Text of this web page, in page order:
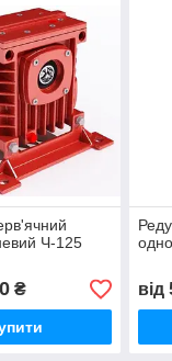
Ч-125
₴ від